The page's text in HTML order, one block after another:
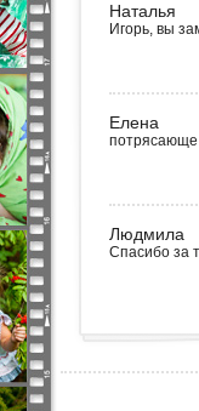
Наталья
Игорь, вы
Елена
потрясающе!
Людмила
Спасибо за